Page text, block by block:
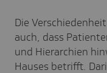
Die
auch, dass
und Hierarchien
Hauses betrifft.